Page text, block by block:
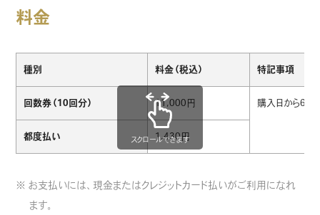
料金
種別 料金（税込） 特記事項
回数券（10回分） 11,000円 購入日から6ヶ
都度払い 1,430円
スクロールできます
※ お支払いには、現金またはクレジットカード払いがご利用になれ
ます。